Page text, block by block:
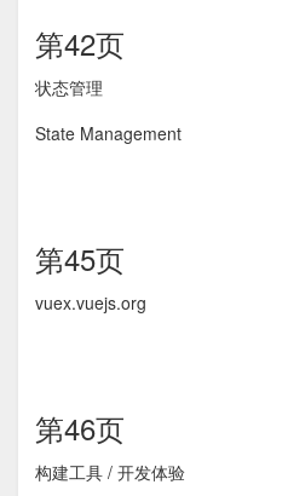
第42页
状态管理
State Management
第45页
vuex.vuejs.org
第46页
构建工具 / 开发体验